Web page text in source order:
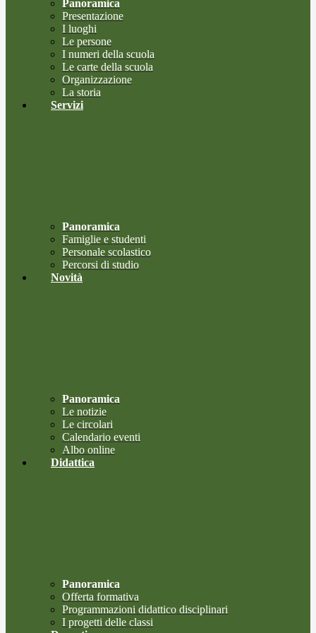
Panoramica
Presentazione
I luoghi
Le persone
I numeri della scuola
Le carte della scuola
Organizzazione
La storia
Servizi
Panoramica
Famiglie e studenti
Personale scolastico
Percorsi di studio
Novità
Panoramica
Le notizie
Le circolari
Calendario eventi
Albo online
Didattica
Panoramica
Offerta formativa
Programmazioni didattico disciplinari
I progetti delle classi